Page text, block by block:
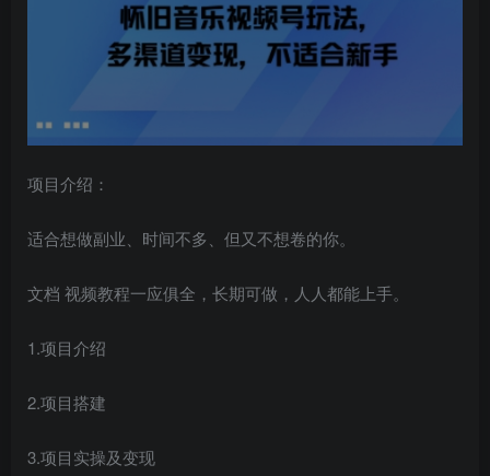
项目介绍：
适合想做副业、时间不多、但又不想卷的你。
文档 视频教程一应俱全，长期可做，人人都能上手。
1.项目介绍
2.项目搭建
3.项目实操及变现